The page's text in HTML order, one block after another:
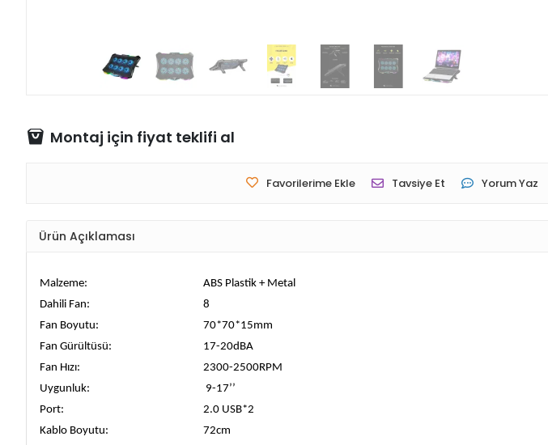
Montaj için fiyat teklifi al
Favorilerime Ekle Tavsiye Et Yorum Yaz
Ürün Açıklaması
Malzeme:
ABS Plastik + Metal
Dahili Fan:
8
Fan Boyutu:
70*70*15mm
Fan Gürültüsü:
17-20dBA
Fan Hızı:
2300-2500RPM
Uygunluk:
9-17’’
Port:
2.0 USB*2
Kablo Boyutu:
72cm